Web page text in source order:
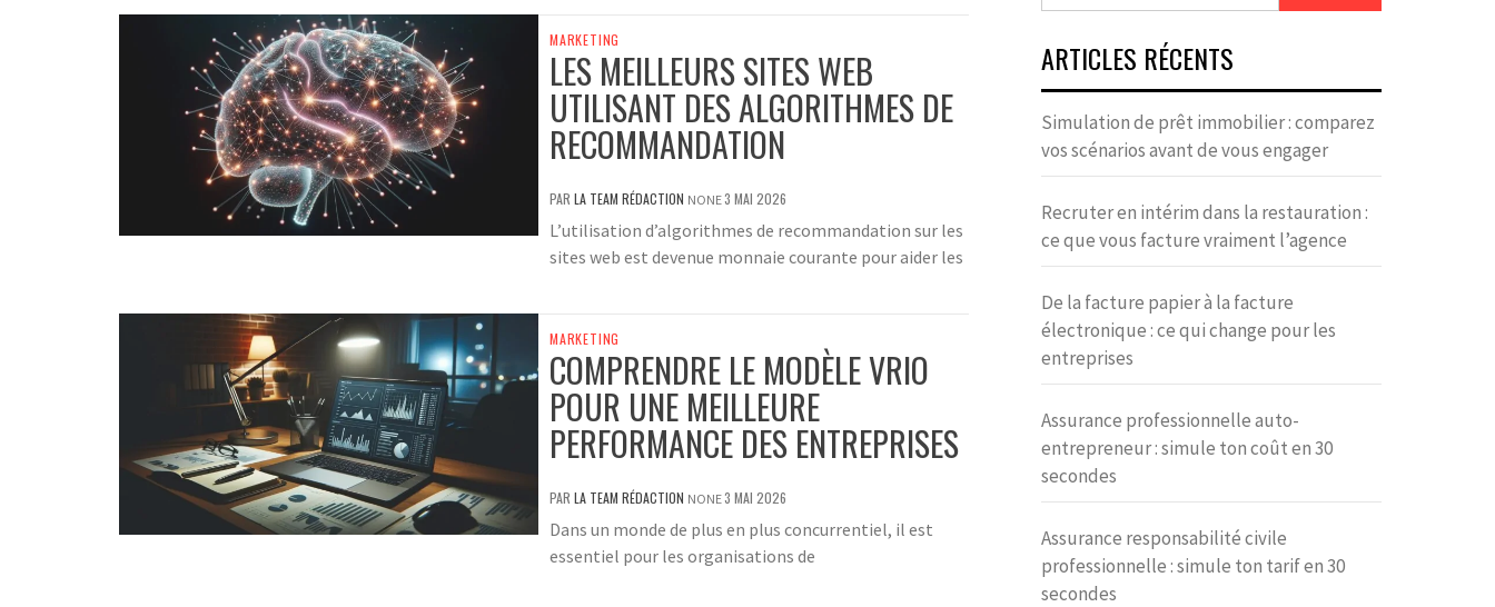
MARKETING
LES MEILLEURS SITES WEB
UTILISANT DES ALGORITHMES DE
RECOMMANDATION
PAR LA TEAM RÉDACTION NONE3 MAI 2026
L’utilisation d’algorithmes de recommandation sur les
sites web est devenue monnaie courante pour aider les
MARKETING
COMPRENDRE LE MODÈLE VRIO
POUR UNE MEILLEURE
PERFORMANCE DES ENTREPRISES
PAR LA TEAM RÉDACTION NONE3 MAI 2026
Dans un monde de plus en plus concurrentiel, il est
essentiel pour les organisations de
ARTICLES RÉCENTS
Simulation de prêt immobilier : comparez
vos scénarios avant de vous engager
Recruter en intérim dans la restauration :
ce que vous facture vraiment l’agence
De la facture papier à la facture
électronique : ce qui change pour les
entreprises
Assurance professionnelle auto-
entrepreneur : simule ton coût en 30
secondes
Assurance responsabilité civile
professionnelle : simule ton tarif en 30
secondes